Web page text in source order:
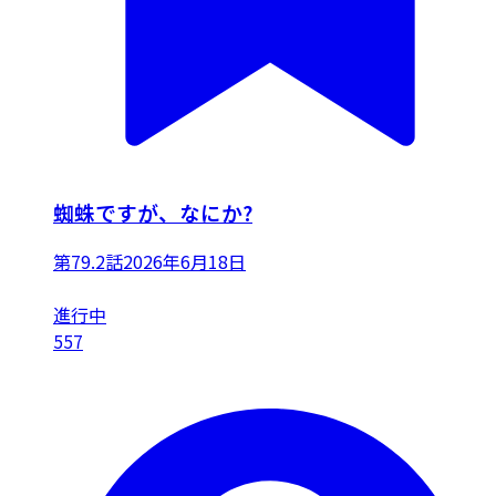
蜘蛛ですが、なにか?
第79.2話2026年6月18日
進行中
557